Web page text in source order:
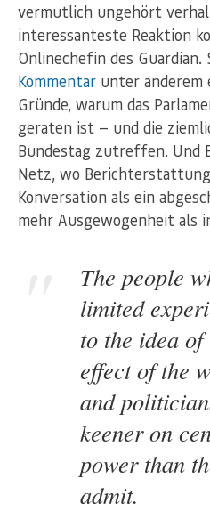
vermutlich ungehört
interessanteste Reaktion
Onlinechefin des Guardian.
Kommentar unter anderem
Gründe, warum das
geraten ist — und die
Bundestag zutreffen. Und
Netz, wo
Konversation als ein
mehr Ausgewogenheit als
The people
limited
to the idea
effect of the
and
keener on
power than
admit.